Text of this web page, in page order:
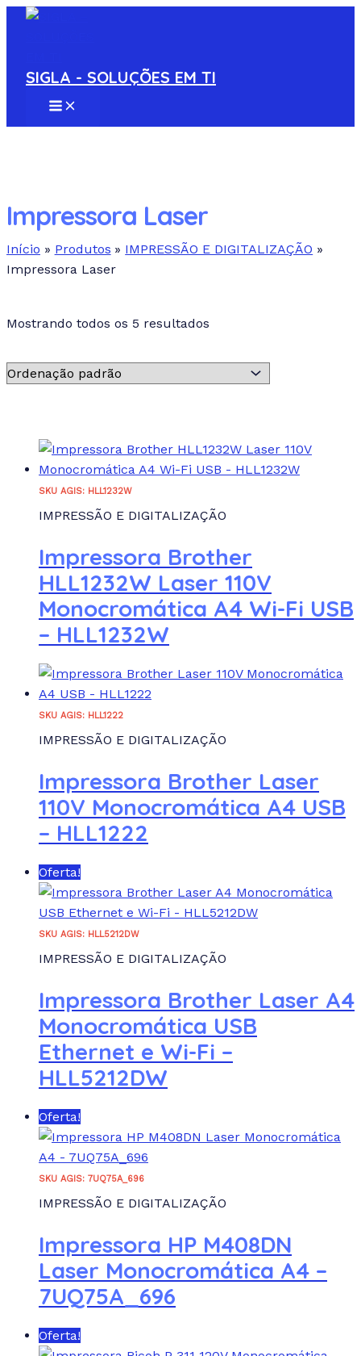
Ir
conteúdo
SIGLA - SOLUÇÕES EM TI
MAIN
S
d
u
t
:
Impressora Laser
Início Produtos
IMPRESSÃO E DIGITALIZAÇÃO
Impressora Laser
Pesquisa de texto
Atributo "Fabricante" de produto
REDEFINIR
Mostrando todos os 5 resultados
SKU AGIS: HLL1232W
IMPRESSÃO E DIGITALIZAÇÃO
Impressora Brother
HLL1232W Laser 110V
Monocromática A4 Wi-Fi USB
– HLL1232W
SKU AGIS: HLL1222
IMPRESSÃO E DIGITALIZAÇÃO
Impressora Brother Laser
110V Monocromática A4 USB
– HLL1222
Oferta!
SKU AGIS: HLL5212DW
IMPRESSÃO E DIGITALIZAÇÃO
Impressora Brother Laser A4
Monocromática USB
Ethernet e Wi-Fi –
HLL5212DW
Oferta!
SKU AGIS: 7UQ75A_696
IMPRESSÃO E DIGITALIZAÇÃO
Impressora HP M408DN
Laser Monocromática A4 –
7UQ75A_696
Oferta!